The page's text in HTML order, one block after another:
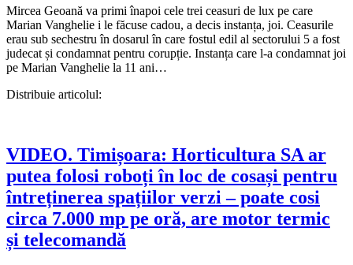
Mircea Geoană va primi înapoi cele trei ceasuri de lux pe care
Marian Vanghelie i le făcuse cadou, a decis instanța, joi. Ceasurile
erau sub sechestru în dosarul în care fostul edil al sectorului 5 a fost
judecat și condamnat pentru corupție. Instanța care l-a condamnat joi
pe Marian Vanghelie la 11 ani…
Distribuie articolul:
VIDEO. Timișoara: Horticultura SA ar
putea folosi roboți în loc de cosași pentru
întreținerea spațiilor verzi – poate cosi
circa 7.000 mp pe oră, are motor termic
și telecomandă